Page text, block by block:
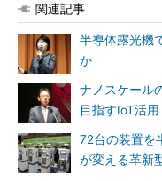
関連記事
半導体露光機
か
ナノスケール
目指すIoT活用
72台の装置を
が変える革新